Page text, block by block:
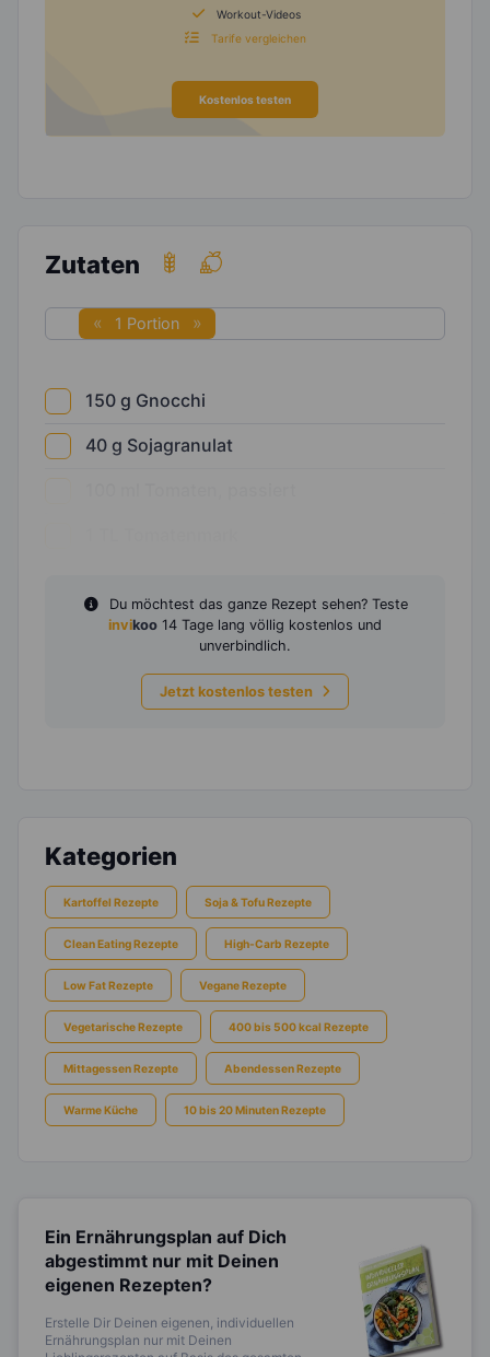
Workout-Videos
Tarife vergleichen
Kostenlos testen
Zutaten
1 Portion
150 g Gnocchi
40 g Sojagranulat
Du möchtest das ganze Rezept sehen? Teste
invikoo 14 Tage lang völlig kostenlos und
unverbindlich.
Jetzt kostenlos testen
Kategorien
Kartoffel Rezepte Soja & Tofu Rezepte
Clean Eating Rezepte High-Carb Rezepte
Low Fat Rezepte Vegane Rezepte
Vegetarische Rezepte 400 bis 500 kcal Rezepte
Mittagessen Rezepte Abendessen Rezepte
Warme Küche 10 bis 20 Minuten Rezepte
Ein Ernährungsplan auf Dich
abgestimmt nur mit Deinen
eigenen Rezepten?
Erstelle Dir Deinen eigenen, individuellen
Ernährungsplan nur mit Deinen